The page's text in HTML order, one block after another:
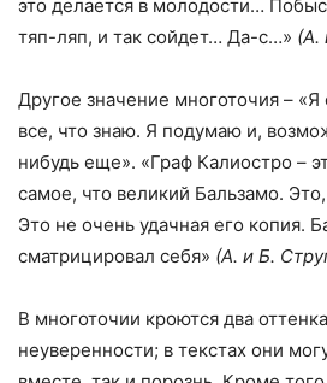
это делается в молодости…
тяп-ляп, и так сойдет… Да-с…» (А.
Другое значение многоточия –
все, что знаю. Я подумаю и,
нибудь еще». «Граф Калиостро –
самое, что великий Бальзамо.
Это не очень удачная его копия.
сматрицировал себя» (А. и Б.
В многоточии кроются два
неуверенности; в текстах они